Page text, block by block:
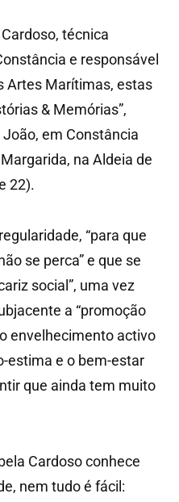
técnica
e responsável
Artes Marítimas, estas
& Memórias”,
em Constância
na Aldeia de
22).
“para que
se perca” e que se
social”, uma vez
a “promoção
envelhecimento activo
estima e o bem-estar
que ainda tem muito
Cardoso conhece
nem tudo é fácil: